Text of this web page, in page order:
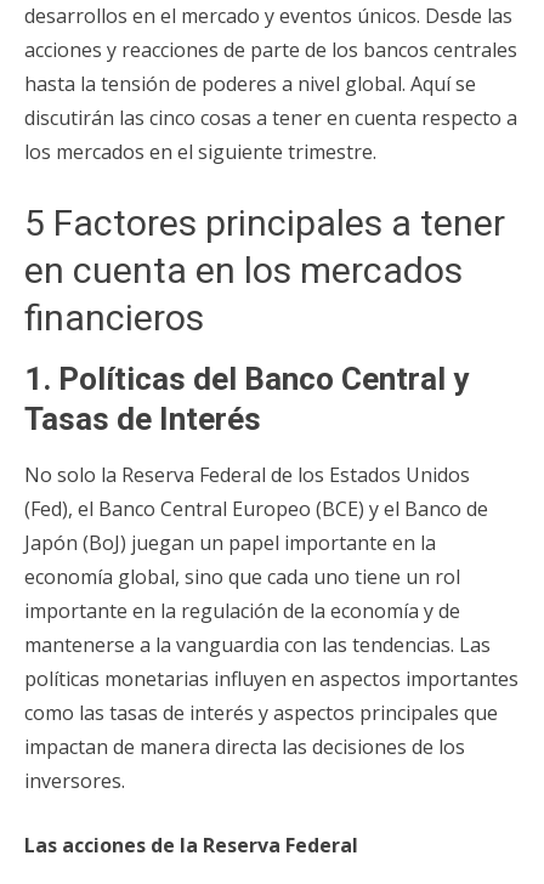
desarrollos en el mercado y eventos únicos. Desde las
acciones y reacciones de parte de los bancos centrales
hasta la tensión de poderes a nivel global. Aquí se
discutirán las cinco cosas a tener en cuenta respecto a
los mercados en el siguiente trimestre.
5 Factores principales a tener
en cuenta en los mercados
financieros
1. Políticas del Banco Central y
Tasas de Interés
No solo la Reserva Federal de los Estados Unidos
(Fed), el Banco Central Europeo (BCE) y el Banco de
Japón (BoJ) juegan un papel importante en la
economía global, sino que cada uno tiene un rol
importante en la regulación de la economía y de
mantenerse a la vanguardia con las tendencias. Las
políticas monetarias influyen en aspectos importantes
como las tasas de interés y aspectos principales que
impactan de manera directa las decisiones de los
inversores.
Las acciones de la Reserva Federal